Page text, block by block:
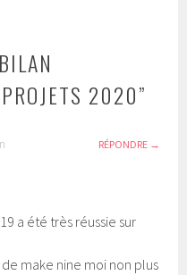
BILAN
2020”
RÉPONDRE
a été très réussie sur
make nine moi non plus